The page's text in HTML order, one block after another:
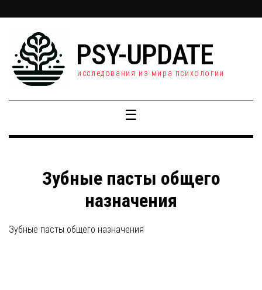
PSY-UPDATE
исследования из мира психологии
☰
Зубные пасты общего
назначения
Зубные пасты общего назначения